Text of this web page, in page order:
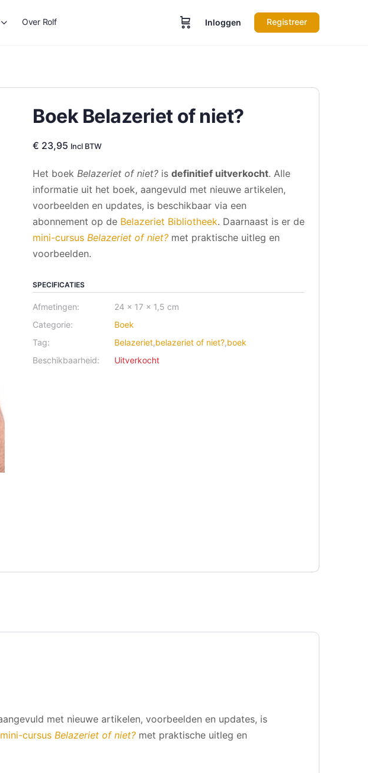
Over Rolf Inloggen Registreer
Boek Belazeriet of niet?
€ 23,95 Incl BTW
Het boekBelazeriet of niet? isdefinitief uitverkocht. Alle
informatie uit het boek, aangevuld met nieuwe artikelen,
voorbeelden en updates, is beschikbaar via een
abonnement op de Belazeriet Bibliotheek. Daarnaast is er de
mini-cursusBelazeriet of niet? met praktische uitleg en
voorbeelden.
SPECIFICATIES
Afmetingen:
24 × 17 × 1,5 cm
Categorie:
Boek
Tag:
Belazeriet,belazeriet of niet?,boek
Beschikbaarheid:
Uitverkocht
met nieuwe artikelen, voorbeelden en updates, is
mini-cursus Belazeriet of niet? met praktische uitleg en